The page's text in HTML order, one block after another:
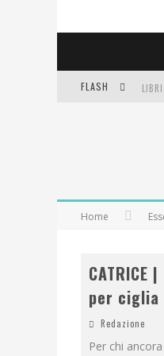
FLASH
Home
per ciglia
Redazione
Per chi